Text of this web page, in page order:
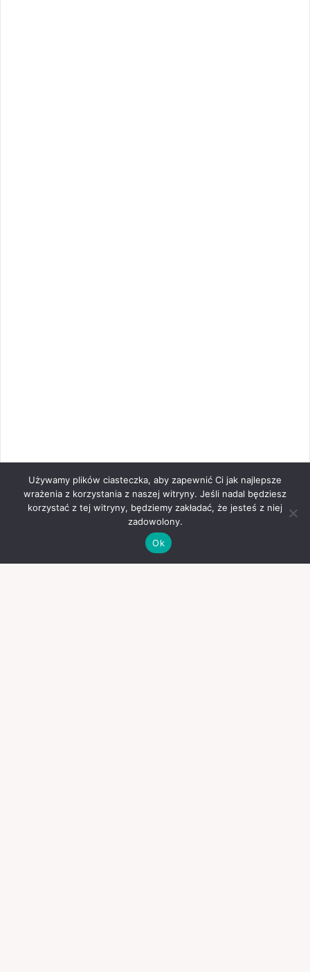
Używamy plików ciasteczka, aby zapewnić Ci jak najlepsze
wrażenia z korzystania z naszej witryny. Jeśli nadal będziesz
korzystać z tej witryny, będziemy zakładać, że jesteś z niej
zadowolony.
Ok